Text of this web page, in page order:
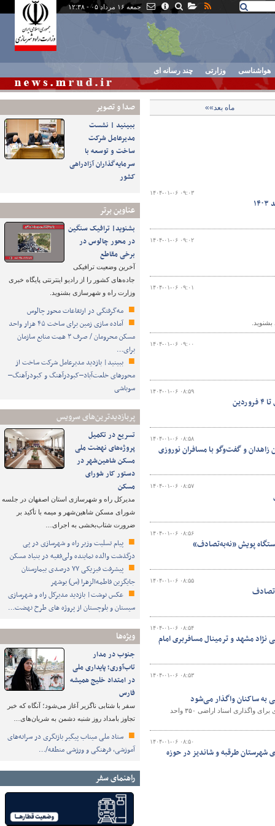
جمعه ۱۶ مرداد ۰۵ - ۱۲:۳۸
هواشناسی وزارتی چند رسانه ای
صدا و تصوير
ببینید | نشست
مدیرعامل شرکت
ساخت و توسعه با
سرمایه‌گذاران آزادراهی
کشور
عناوین برتر
بشنوید| ترافیک سنگین
در محور چالوس در
برخی مقاطع
آخرین وضعیت ترافیکی
جاده‌های کشور را از رادیو اینترنتی پایگاه خبری
وزارت راه و شهرسازی بشنوید.
مه‌گرفتگی در ارتفاعات محور چالوس
آماده سازی زمین برای ساخت ۴۵ هزار واحد
مسکن محرومان / صرف ۳ همت منابع سازمان
برای…
ببینید| بازدید مدیرعامل شرکت ساخت از
محورهای خلعت‌آباد–کبودرآهنگ و کبودرآهنگ–
سوباشی
پربازدیدترین‌های سرویس
تسریع در تکمیل
پروژه‌های نهضت ملی
مسکن شاهین‌شهر در
دستور کار شورای
مسکن
مدیرکل راه و شهرسازی استان اصفهان در جلسه
شورای مسکن شاهین‌شهر و میمه با تأکید بر
ضرورت شتاب‌بخشی به اجرای…
پیام تسلیت وزیر راه و شهرسازی در پی
درگذشت والده نماینده ولی‌فقیه در بنیاد مسکن
پیشرفت فیزیکی ۷۷ درصدی بیمارستان
جایگزین فاطمه‌الزهرا (س) بوشهر
عکس نوشت| بازدید مدیرکل راه و شهرسازی
سیستان و بلوچستان از پروژه های طرح نهضت…
ویژه‌ها
جنوب در مدار
تاب‌آوری؛ پایداری ملی
در امتداد خلیج همیشه
فارس
سفر با شتابی ناگزیر آغاز می‌شود؛ آنگاه که خبر
تجاوز بامداد روز شنبه دشمن به شریان‌های…
ستاد ملی میناب پیگیر بازنگری در سرانه‌های
آموزشی، فرهنگی و ورزشی منطقه/…
راهنمای سفر
ماه بعد»»
۱۴۰۴-۰۱-۰۶ ۰۹:۰۳
۱۴۰۴-۰۱-۰۶ ۰۹:۰۲
۱۴۰۴-۰۱-۰۶ ۰۹:۰۱
۱۴۰۴-۰۱-۰۶ ۰۹:۰۰
۱۴۰۴-۰۱-۰۶ ۰۸:۵۹
۱۴۰۴-۰۱-۰۶ ۰۸:۵۸
زاهدان و گفت‌وگو با مسافران نوروزی
۱۴۰۴-۰۱-۰۶ ۰۸:۵۷
۱۴۰۴-۰۱-۰۶ ۰۸:۵۶
پویش «نه‌به‌تصادف»
۱۴۰۴-۰۱-۰۶ ۰۸:۵۵
تصادف
۱۴۰۴-۰۱-۰۶ ۰۸:۵۴
مشهد و ترمینال مسافربری امام
۱۴۰۴-۰۱-۰۶ ۰۸:۵۳
مدیرعامل سازمان ملی زمین و مسکن از تصمیم آن سازمان و دستور وزیر راه و شهرسازی برای واگذاری اسناد اراضی ۳۵۰ واحد
۱۴۰۴-۰۱-۰۶ ۰۸:۵۰
شهرستان طرقبه و شاندیز در حوزه